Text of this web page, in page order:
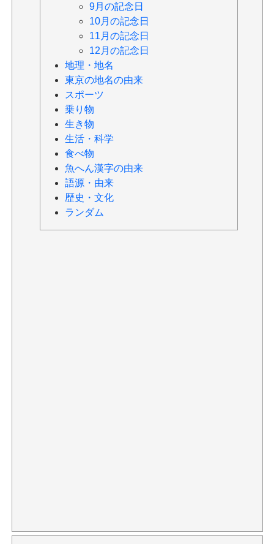
9月の記念日
10月の記念日
11月の記念日
12月の記念日
地理・地名
東京の地名の由来
スポーツ
乗り物
生き物
生活・科学
食べ物
魚へん漢字の由来
語源・由来
歴史・文化
ランダム